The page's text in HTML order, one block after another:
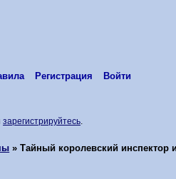
Регистрация Войти
зарегистрируйтесь.
»Тайный королевский инспектор